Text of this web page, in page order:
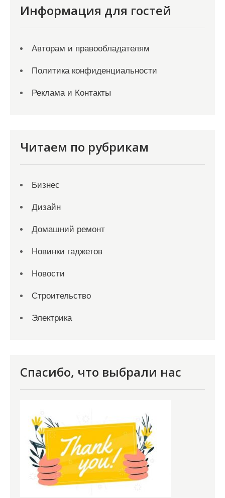
Информация для гостей
Авторам и правообладателям
Политика конфиденциальности
Реклама и Контакты
Читаем по рубрикам
Бизнес
Дизайн
Домашний ремонт
Новинки гаджетов
Новости
Строительство
Электрика
Спасибо, что выбрали нас